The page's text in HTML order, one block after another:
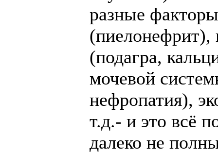
разные
(пиелонефрит),
(подагра,
мочевой
нефропатия),
т.д.- и это всё
далеко не